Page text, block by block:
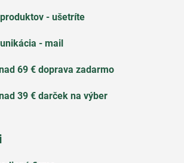
- ušetríte
- mail
69 € doprava zadarmo
39 € darček na výber